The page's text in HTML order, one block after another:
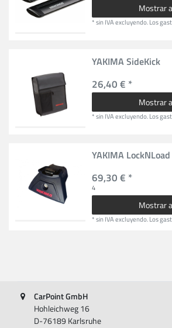
Mostrar
*sin IVAexcluyendo.Los
YAKIMA SideKick
26,40 € *
Mostrar
*sin IVAexcluyendo.Los
YAKIMA
69,30 € *
4
Mostrar
*sin IVAexcluyendo.Los
CarPoint GmbH
Hohleichweg 16
D-76189 Karlsruhe